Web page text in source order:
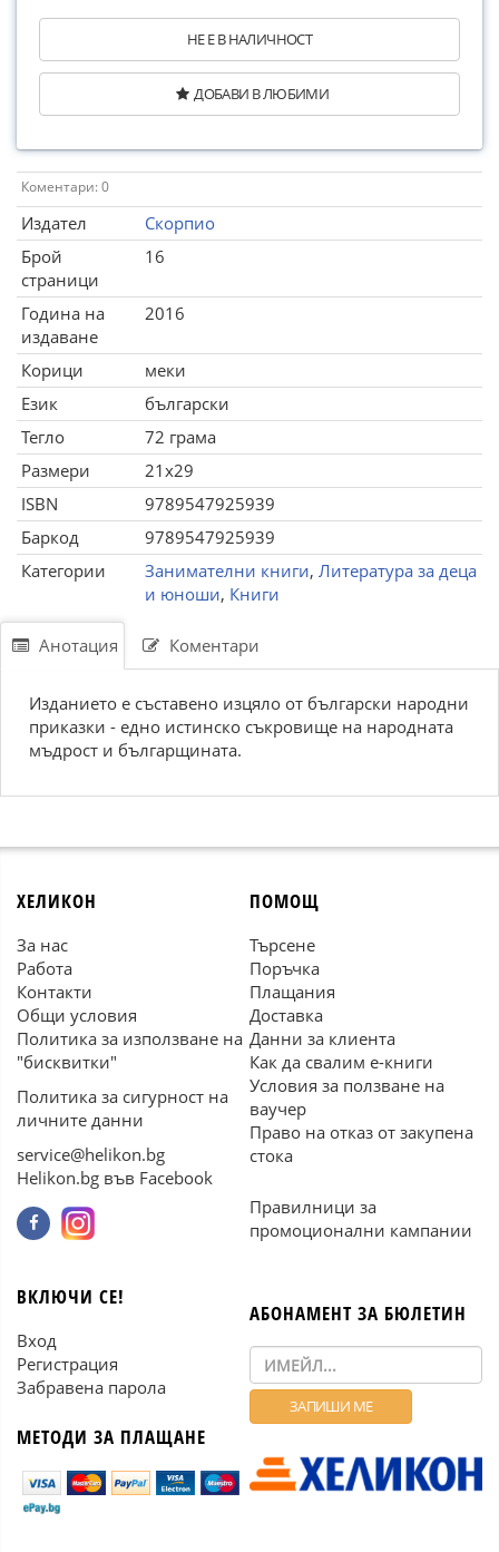
НЕ Е В НАЛИЧНОСТ
ДОБАВИ В ЛЮБИМИ
Коментари: 0
Издател
Скорпио
Брой
страници
16
Година на
издаване
2016
Корици
меки
Език
български
Тегло
72 грама
Размери
21x29
ISBN
9789547925939
Баркод
9789547925939
Категории
Занимателни книги, Литература за деца
и юноши, Книги
Анотация Коментари
Изданието е съставено изцяло от български народни
приказки - едно истинско съкровище на народната
мъдрост и българщината.
ХЕЛИКОН
За нас
Работа
Контакти
Общи условия
Политика за използване на
"бисквитки"
Политика за сигурност на
личните данни
service@helikon.bg
Helikon.bg във Facebook
ПОМОЩ
Търсене
Поръчка
Плащания
Доставка
Данни за клиента
Как да свалим е-книги
Условия за ползване на
ваучер
Право на отказ от закупена
стока
Правилници за
промоционални кампании
ВКЛЮЧИ СЕ!
Вход
Регистрация
Забравена парола
МЕТОДИ ЗА ПЛАЩАНЕ
АБОНАМЕНТ ЗА БЮЛЕТИН